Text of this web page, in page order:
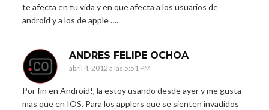
te afecta en tu vida y en que afecta a los usuarios de
android y a los de apple ….
ANDRES FELIPE OCHOA
abril 4, 2012 a las 5:51 PM
Por fin en Android!, la estoy usando desde ayer y me gusta
mas que en IOS. Para los applers que se sienten invadidos